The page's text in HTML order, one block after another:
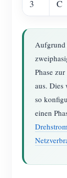
3 C
Aufgrund
Phase
aus. Dies
so
einen